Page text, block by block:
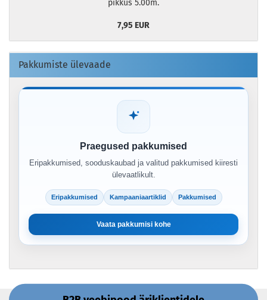
pikkus 5.00m.
7,95 EUR
Pakkumiste ülevaade
Praegused pakkumised
Eripakkumised, sooduskaubad ja valitud pakkumised kiiresti
ülevaatlikult.
Eripakkumised Kampaaniaartiklid Pakkumised
Vaata pakkumisi kohe